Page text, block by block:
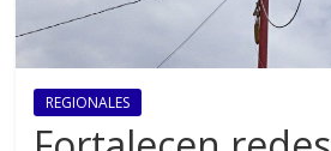
REGIONALES